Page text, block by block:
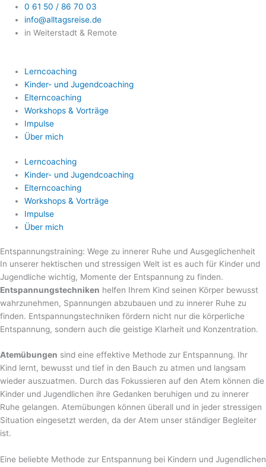
Zum
Inhalt
springen
0 61 50 / 86 70 03
info@alltagsreise.de
in Weiterstadt & Remote
Lerncoaching
Kinder- und Jugendcoaching
Elterncoaching
Workshops & Vorträge
Impulse
Über mich
Lerncoaching
Kinder- und Jugendcoaching
Elterncoaching
Workshops & Vorträge
Impulse
Über mich
Entspannungstraining: Wege zu innerer Ruhe und Ausgeglichenheit
In unserer hektischen und stressigen Welt ist es auch für Kinder und
Jugendliche wichtig, Momente der Entspannung zu finden.
Entspannungstechniken helfen Ihrem Kind seinen Körper bewusst
wahrzunehmen, Spannungen abzubauen und zu innerer Ruhe zu
finden. Entspannungstechniken fördern nicht nur die körperliche
Entspannung, sondern auch die geistige Klarheit und Konzentration.
Atemübungen sind eine effektive Methode zur Entspannung. Ihr
Kind lernt, bewusst und tief in den Bauch zu atmen und langsam
wieder auszuatmen. Durch das Fokussieren auf den Atem können die
Kinder und Jugendlichen ihre Gedanken beruhigen und zu innerer
Ruhe gelangen. Atemübungen können überall und in jeder stressigen
Situation eingesetzt werden, da der Atem unser ständiger Begleiter
ist.
Eine beliebte Methode zur Entspannung bei Kindern und Jugendlichen